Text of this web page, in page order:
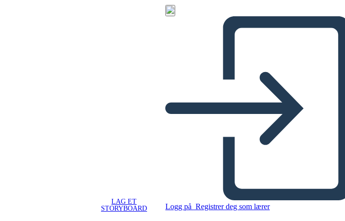
LAG ET
STORYBOARD
Logg på Registrer deg som lærer